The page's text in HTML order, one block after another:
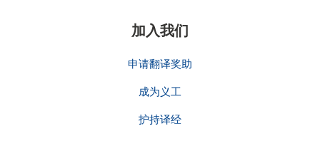
加入我们
申请翻译奖助
成为义工
护持译经